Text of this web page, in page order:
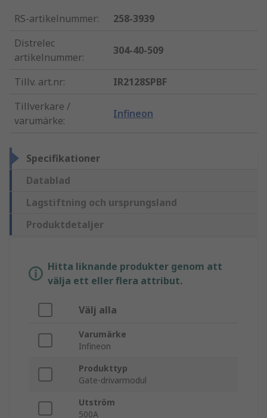
RS-artikelnummer:
258-3939
Distrelec
artikelnummer:
304-40-509
Tillv. art.nr:
IR2128SPBF
Tillverkare /
varumärke:
Infineon
Specifikationer
Datablad
Lagstiftning och ursprungsland
Produktdetaljer
Hitta liknande produkter genom att
välja ett eller flera attribut.
Välj alla
Varumärke
Infineon
Produkttyp
Gate-drivarmodul
Utström
500A